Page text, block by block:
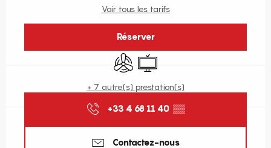
Voir tous les tarifs
Réserver
Air conditionné
Télévision
+ 7 autre(s) prestation(s)
+33 4 68 11 40 ▒▒
Contactez-nous